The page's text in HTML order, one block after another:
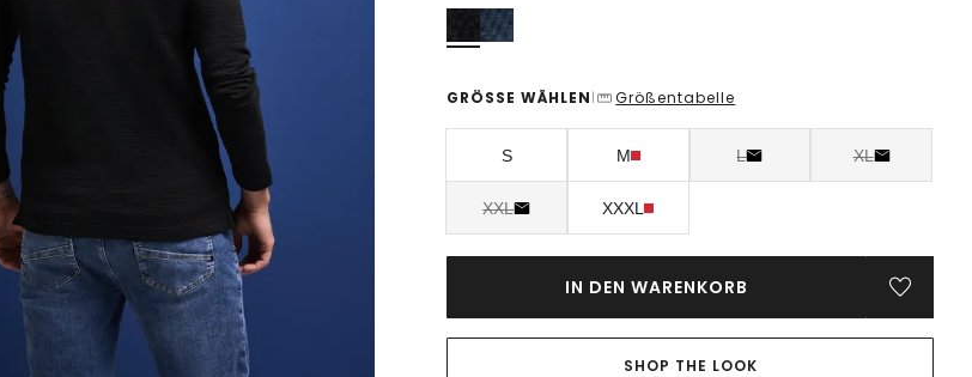
GRÖSSE WÄHLEN | Größentabelle
S M L XL
XXL XXXL
IN DEN WARENKORB
SHOP THE LOOK